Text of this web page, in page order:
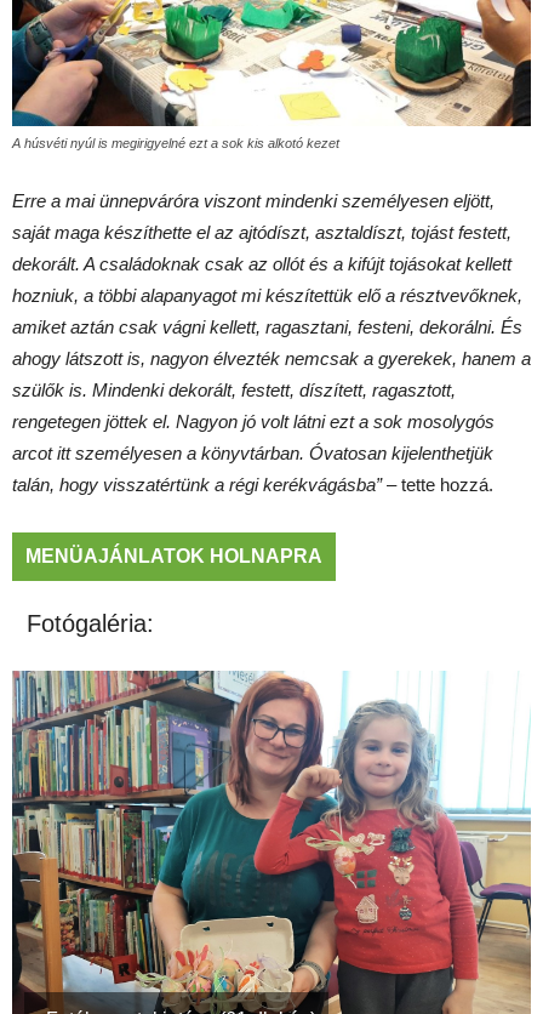
A húsvéti nyúl is megirigyelné ezt a sok kis alkotó kezet
Erre a mai ünnepváróra viszont mindenki személyesen eljött,
saját maga készíthette el az ajtódíszt, asztaldíszt, tojást festett,
dekorált. A családoknak csak az ollót és a kifújt tojásokat kellett
hozniuk, a többi alapanyagot mi készítettük elő a résztvevőknek,
amiket aztán csak vágni kellett, ragasztani, festeni, dekorálni. És
ahogy látszott is, nagyon élvezték nemcsak a gyerekek, hanem a
szülők is. Mindenki dekorált, festett, díszített, ragasztott,
rengetegen jöttek el. Nagyon jó volt látni ezt a sok mosolygós
arcot itt személyesen a könyvtárban. Óvatosan kijelenthetjük
talán, hogy visszatértünk a régi kerékvágásba”– tette hozzá.
MENÜAJÁNLATOK HOLNAPRA
Fotógaléria: